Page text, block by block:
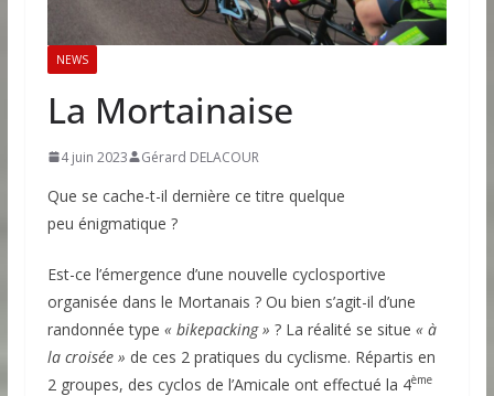
NEWS
La Mortainaise
4 juin 2023 Gérard DELACOUR
Que se cache-t-il dernière ce titre quelque
peu énigmatique ?
Est-ce l’émergence d’une nouvelle cyclosportive
organisée dans le Mortanais ? Ou bien s’agit-il d’une
randonnée type « bikepacking » ? La réalité se situe « à
la croisée » de ces 2 pratiques du cyclisme. Répartis en
2 groupes, des cyclos de l’Amicale ont effectué la 4ème